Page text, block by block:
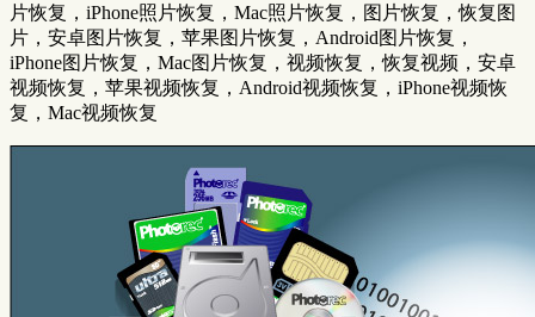
片恢复，iPhone照片恢复，Mac照片恢复，图片恢复，恢复图
片，安卓图片恢复，苹果图片恢复，Android图片恢复，
iPhone图片恢复，Mac图片恢复，视频恢复，恢复视频，安卓
视频恢复，苹果视频恢复，Android视频恢复，iPhone视频恢
复，Mac视频恢复